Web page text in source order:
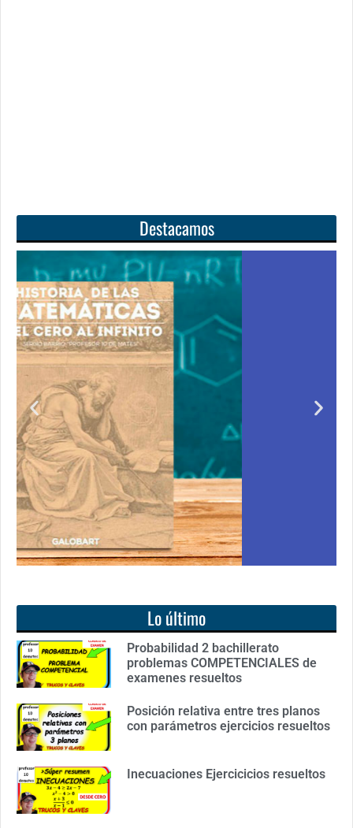
Destacamos
cero
de
Unas matemáticas
para todos
Notición!! Ya se puede adquirir nuestro segundo
libro: Unas matemáticas para todos
Ver libro
Lo último
Probabilidad 2 bachillerato
problemas COMPETENCIALES de
examenes resueltos
Posición relativa entre tres planos
con parámetros ejercicios resueltos
Inecuaciones Ejercicicios resueltos